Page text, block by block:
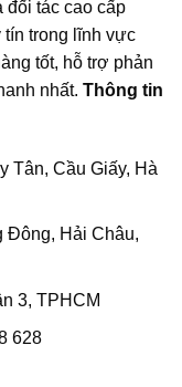
đối tác cao cấp
trong lĩnh vực
tốt, hỗ trợ phản
nhất. Thông tin
Tân, Cầu Giấy, Hà
Đông, Hải Châu,
3, TPHCM
628